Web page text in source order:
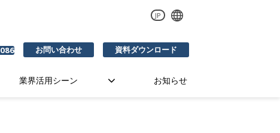
JP
お問い合わせ 資料ダウンロード
業界活用シーン お知らせ